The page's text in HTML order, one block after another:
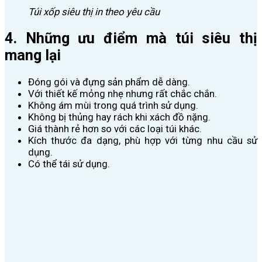
Túi xốp siêu thị in theo yêu cầu
4. Những ưu điểm mà túi siêu thị
mang lại
Đóng gói và đựng sản phẩm dễ dàng.
Với thiết kế mỏng nhẹ nhưng rất chắc chắn.
Không ám mùi trong quá trình sử dụng.
Không bị thủng hay rách khi xách đồ nặng.
Giá thành rẻ hơn so với các loại túi khác.
Kích thước đa dạng, phù hợp với từng nhu cầu sử
dụng.
Có thể tái sử dụng.